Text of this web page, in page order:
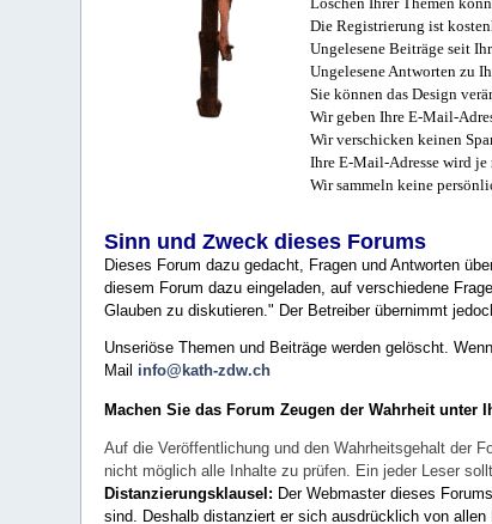
Die Registrierung ist
Ungelesene Beiträge seit
Ungelesene Antworten zu
Sie können das Design
Wir geben Ihre E-Mail-
Wir verschicken keinen
Ihre E-Mail-Adresse wird
Wir sammeln keine
Sinn und Zweck dieses Forums
Dieses Forum dazu gedacht, Fragen und Antworten
diesem Forum dazu eingeladen, auf verschiedene
Glauben zu diskutieren." Der Betreiber übernimmt
Unseriöse Themen und Beiträge werden gelöscht.
Mail info@kath-zdw.ch
Machen Sie das Forum Zeugen der Wahrheit unter
Auf die Veröffentlichung und den Wahrheitsgehalt der
nicht möglich alle Inhalte zu prüfen. Ein jeder Leser
Distanzierungsklausel: Der Webmaster dieses
sind. Deshalb distanziert er sich ausdrücklich von